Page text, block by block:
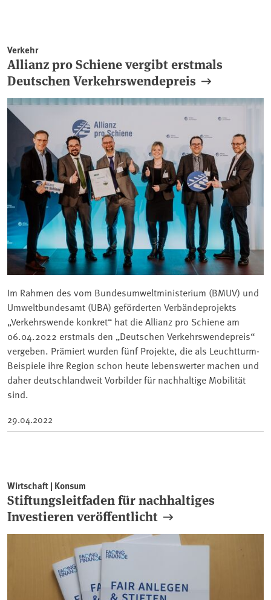
Verkehr
Allianz pro Schiene vergibt erstmals
Deutschen Verkehrswendepreis
Im Rahmen des vom Bundesumweltministerium (BMUV) und
Umweltbundesamt (UBA) geförderten Verbändeprojekts
„Verkehrswende konkret“ hat die Allianz pro Schiene am
06.04.2022 erstmals den „Deutschen Verkehrswendepreis“
vergeben. Prämiert wurden fünf Projekte, die als Leuchtturm-
Beispiele ihre Region schon heute lebenswerter machen und
daher deutschlandweit Vorbilder für nachhaltige Mobilität
sind.
29.04.2022
Wirtschaft | Konsum
Stiftungsleitfaden für nachhaltiges
Investieren veröffentlicht